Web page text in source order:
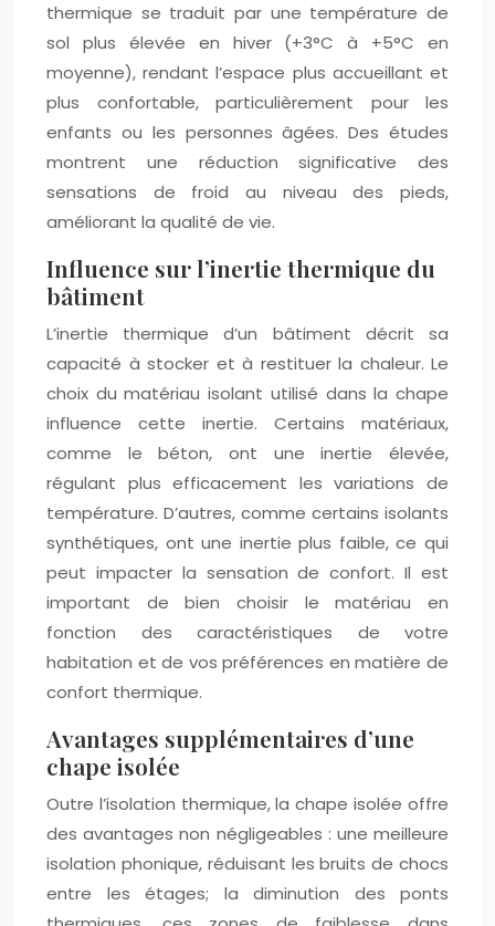
thermique se traduit par une température de
sol plus élevée en hiver (+3°C à +5°C en
moyenne), rendant l’espace plus accueillant et
plus confortable, particulièrement pour les
enfants ou les personnes âgées. Des études
montrent une réduction significative des
sensations de froid au niveau des pieds,
améliorant la qualité de vie.
Influence sur l’inertie thermique du
bâtiment
L’inertie thermique d’un bâtiment décrit sa
capacité à stocker et à restituer la chaleur. Le
choix du matériau isolant utilisé dans la chape
influence cette inertie. Certains matériaux,
comme le béton, ont une inertie élevée,
régulant plus efficacement les variations de
température. D’autres, comme certains isolants
synthétiques, ont une inertie plus faible, ce qui
peut impacter la sensation de confort. Il est
important de bien choisir le matériau en
fonction des caractéristiques de votre
habitation et de vos préférences en matière de
confort thermique.
Avantages supplémentaires d’une
chape isolée
Outre l’isolation thermique, la chape isolée offre
des avantages non négligeables : une meilleure
isolation phonique, réduisant les bruits de chocs
entre les étages; la diminution des ponts